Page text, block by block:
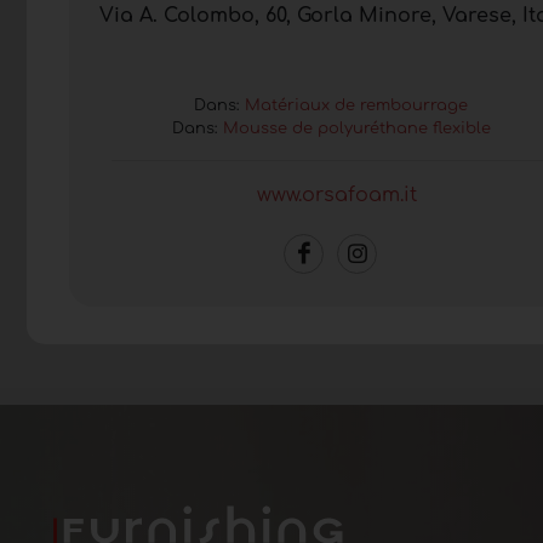
Via A. Colombo, 60, Gorla Minore, Varese,
Dans: Matériaux de rembourrage
Dans: Mousse de polyuréthane flexible
www.orsafoam.it